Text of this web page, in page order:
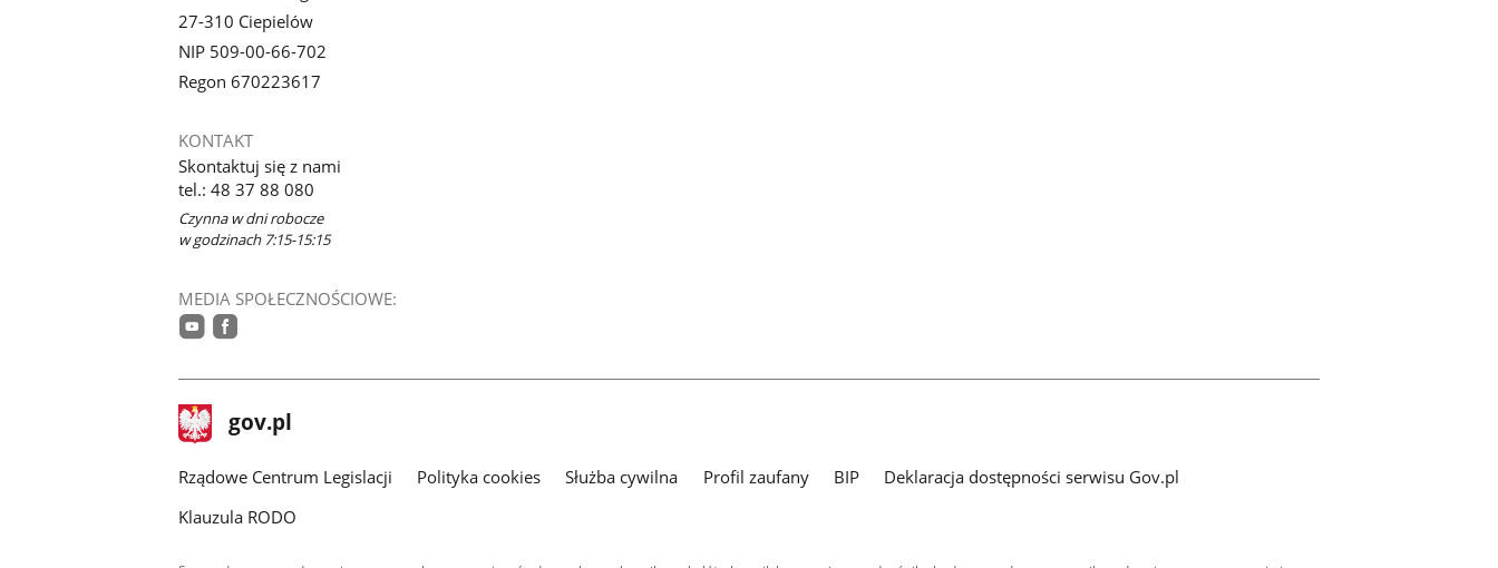
27-310 Ciepielów
NIP 509-00-66-702
Regon 670223617
KONTAKT
Skontaktuj się z nami
tel.: 48 37 88 080
Czynna w dni robocze
w godzinach 7:15-15:15
MEDIA SPOŁECZNOŚCIOWE:
stopka
gov.pl Strona
gov.pl
Rządowe Centrum Legislacji Polityka cookies Służba cywilna Profil zaufany BIP
Deklaracja dostępności serwisu Gov.pl
Klauzula RODO